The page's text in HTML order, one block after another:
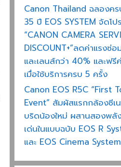
Canon Thailand ฉลองค
35 ปี EOS SYSTEM จัดโป
“CANON CAMERA
DISCOUNT+”ลดค่าแรงซ่
และเลนส์กว่า 40% และฟรี
เมื่อใช้บริการครบ 5 ครั้ง
Canon EOS R5C “First
Event” สัมผัสแรกกล้องซีเ
บริดน้องใหม่ ผสานสองพลั
เด่นในแบบฉบับ EOS R
และ EOS Cinema System